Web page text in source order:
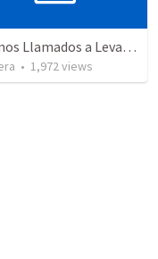
"Somos Llamados a Levantarnos y Resplandecer”
• 1,972views